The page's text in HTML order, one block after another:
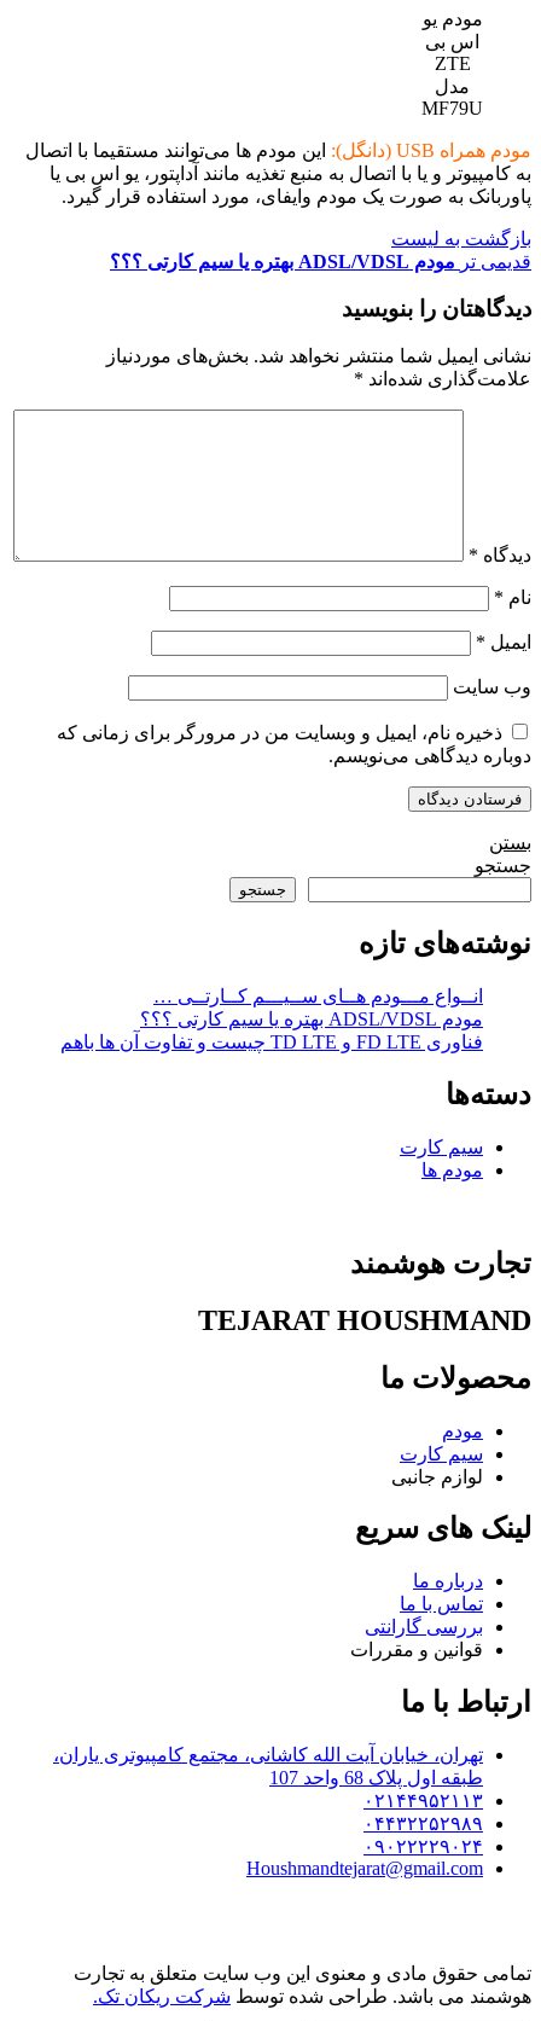
مودم یو
اس بی
ZTE
مدل
MF79U
مودم همراه USB (دانگل):
این مودم ها می‌توانند مستقیما با اتصال
به کامپیوتر و یا با اتصال به منبع تغذیه مانند آداپتور، یو اس بی یا
پاوربانک به صورت یک مودم وایفای، مورد استفاده قرار گیرد.
بازگشت به لیست
قدیمی تر مودم ADSL/VDSL بهتره یا سیم کارتی ؟؟؟
دیدگاهتان را بنویسید
نشانی ایمیل شما منتشر نخواهد شد. بخش‌های موردنیاز
علامت‌گذاری شده‌اند *
دیدگاه *
نام *
ایمیل *
وب‌ سایت
ذخیره نام، ایمیل و وبسایت من در مرورگر برای زمانی که
دوباره دیدگاهی می‌نویسم.
بستن
جستجو
جستجو
نوشته‌های تازه
انــواع مـــودم هــای ســیـــم کــارتــی …
مودم ADSL/VDSL بهتره یا سیم کارتی ؟؟؟
فناوری FD LTE و TD LTE چیست و تفاوت آن ها باهم
دسته‌ها
سیم کارت
مودم ها
تجارت هوشمند
TEJARAT HOUSHMAND
محصولات ما
مودم
سیم کارت
لوازم جانبی
لینک های سریع
درباره ما
تماس با ما
بررسی گارانتی
قوانین و مقررات
ارتباط با ما
تهران، خیابان آیت الله کاشانی، مجتمع کامپیوتری یاران،
طبقه اول پلاک 68 واحد 107
۰۲۱۴۴۹۵۲۱۱۳
۰۴۴۳۲۲۵۲۹۸۹
۰۹۰۲۲۲۲۹۰۲۴
Houshmandtejarat@gmail.com
تمامی حقوق مادی و معنوی این وب سایت متعلق به تجارت
هوشمند می باشد. طراحی شده توسط شرکت ریکان تک.